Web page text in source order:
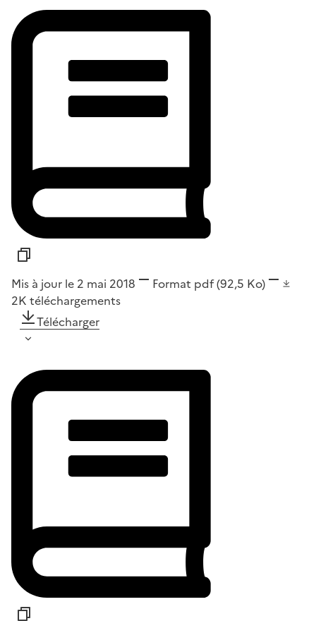
Mis à jour le 2 mai 2018 Format pdf(92,5 Ko)
2K téléchargements
Télécharger